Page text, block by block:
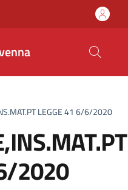
LEGGE 41 6/6/2020
2020